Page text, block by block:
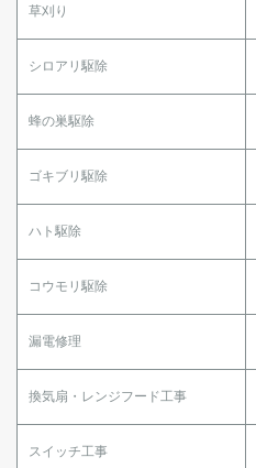
草刈り
シロアリ駆除
蜂の巣駆除
ゴキブリ駆除
ハト駆除
コウモリ駆除
漏電修理
換気扇・レンジフード工事
スイッチ工事